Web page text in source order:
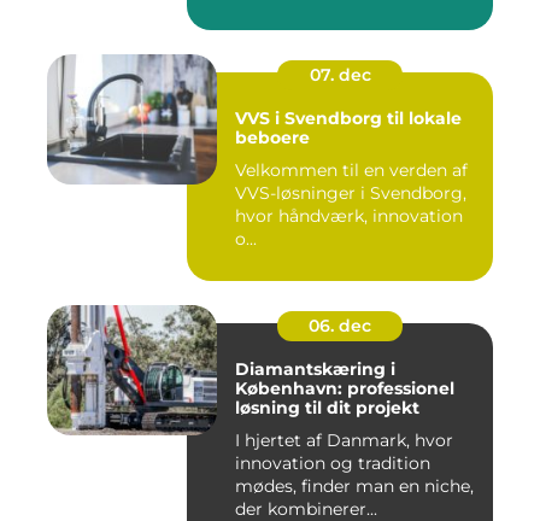
07. dec
VVS i Svendborg til lokale
beboere
Velkommen til en verden af
VVS-løsninger i Svendborg,
hvor håndværk, innovation
o...
06. dec
Diamantskæring i
København: professionel
løsning til dit projekt
I hjertet af Danmark, hvor
innovation og tradition
mødes, finder man en niche,
der kombinerer...